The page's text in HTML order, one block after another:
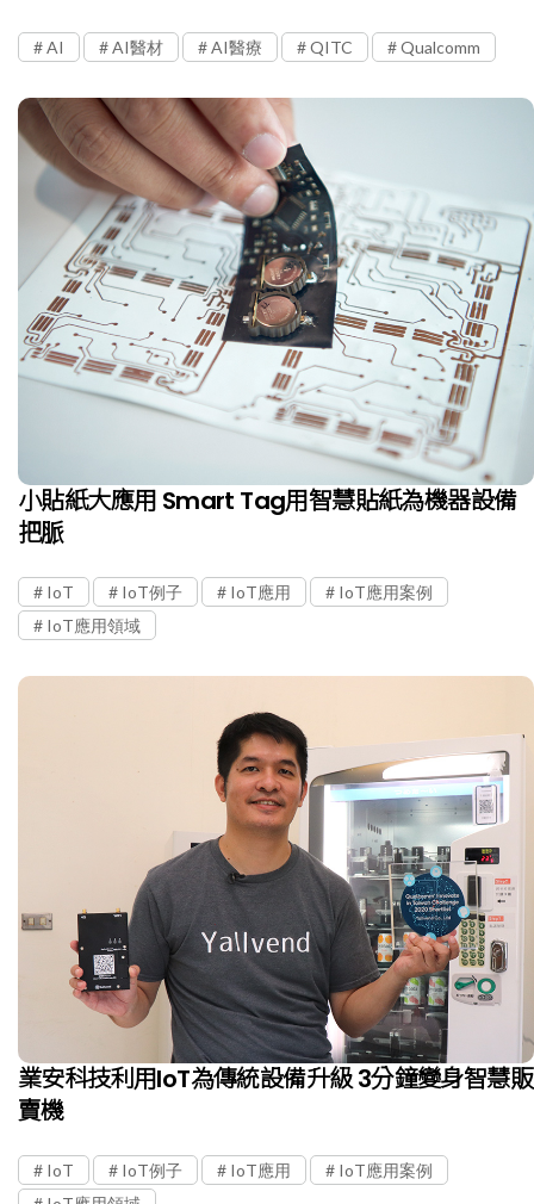
AI AI醫材 AI醫療 QITC Qualcomm
小貼紙大應用 Smart Tag用智慧貼紙為機器設備
把脈
IoT IoT例子 IoT應用
IoT應用案例
IoT應用領域
業安科技利用IoT為傳統設備升級 3分鐘變身智慧販
賣機
IoT IoT例子 IoT應用
IoT應用案例